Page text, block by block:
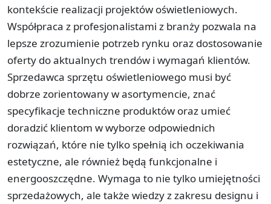
kontekście realizacji projektów oświetleniowych.
Współpraca z profesjonalistami z branży pozwala na
lepsze zrozumienie potrzeb rynku oraz dostosowanie
oferty do aktualnych trendów i wymagań klientów.
Sprzedawca sprzętu oświetleniowego musi być
dobrze zorientowany w asortymencie, znać
specyfikacje techniczne produktów oraz umieć
doradzić klientom w wyborze odpowiednich
rozwiązań, które nie tylko spełnią ich oczekiwania
estetyczne, ale również będą funkcjonalne i
energooszczędne. Wymaga to nie tylko umiejętności
sprzedażowych, ale także wiedzy z zakresu designu i